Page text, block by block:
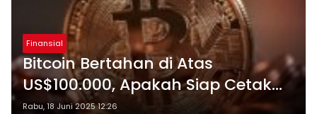
Finansial
Bitcoin Bertahan di Atas
US$100.000, Apakah Siap Cetak
Rekor Baru Usai Keputusan The
Rabu, 18 Juni 2025 12:26